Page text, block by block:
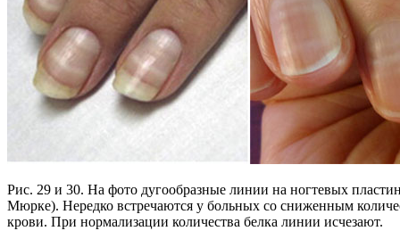
Рис. 29 и 30. На фото дугообразные линии на ногтевых
Мюрке). Нередко встречаются у больных со сниженным
крови. При нормализации количества белка линии исчезают.